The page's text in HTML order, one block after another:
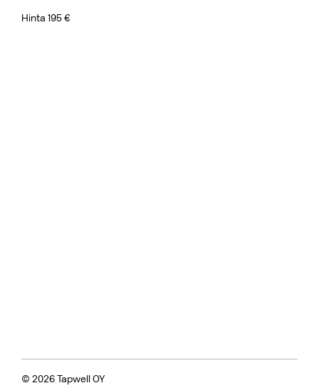
Hinta 195 €
© 2026 Tapwell OY